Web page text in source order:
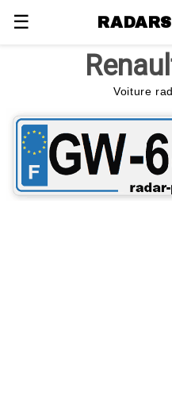
☰
Voiture